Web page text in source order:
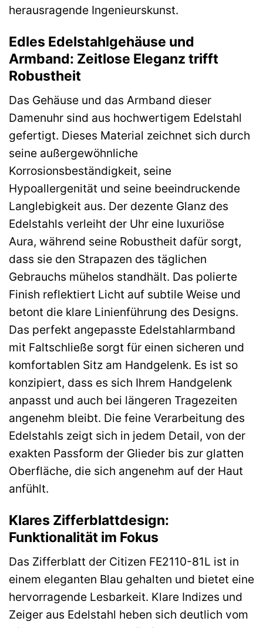
herausragende Ingenieurskunst.
Edles Edelstahlgehäuse und
Armband: Zeitlose Eleganz trifft
Robustheit
Das Gehäuse und das Armband dieser
Damenuhr sind aus hochwertigem Edelstahl
gefertigt. Dieses Material zeichnet sich durch
seine außergewöhnliche
Korrosionsbeständigkeit, seine
Hypoallergenität und seine beeindruckende
Langlebigkeit aus. Der dezente Glanz des
Edelstahls verleiht der Uhr eine luxuriöse
Aura, während seine Robustheit dafür sorgt,
dass sie den Strapazen des täglichen
Gebrauchs mühelos standhält. Das polierte
Finish reflektiert Licht auf subtile Weise und
betont die klare Linienführung des Designs.
Das perfekt angepasste Edelstahlarmband
mit Faltschließe sorgt für einen sicheren und
komfortablen Sitz am Handgelenk. Es ist so
konzipiert, dass es sich Ihrem Handgelenk
anpasst und auch bei längeren Tragezeiten
angenehm bleibt. Die feine Verarbeitung des
Edelstahls zeigt sich in jedem Detail, von der
exakten Passform der Glieder bis zur glatten
Oberfläche, die sich angenehm auf der Haut
anfühlt.
Klares Zifferblattdesign:
Funktionalität im Fokus
Das Zifferblatt der Citizen FE2110-81L ist in
einem eleganten Blau gehalten und bietet eine
hervorragende Lesbarkeit. Klare Indizes und
Zeiger aus Edelstahl heben sich deutlich vom